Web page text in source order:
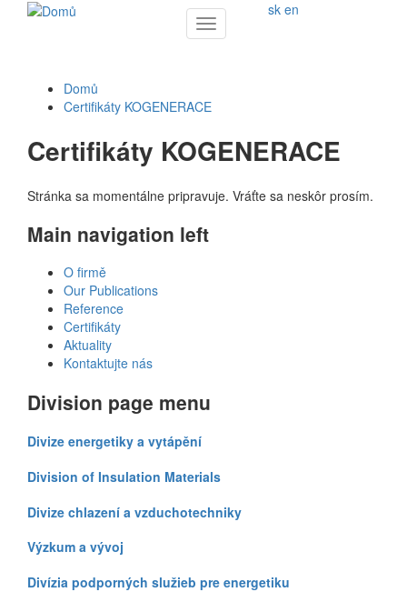
Toggle
navigation
sk en
Domů
Certifikáty KOGENERACE
Certifikáty KOGENERACE
Stránka sa momentálne pripravuje. Vráťte sa neskôr prosím.
Main navigation left
O firmě
Our Publications
Reference
Certifikáty
Aktuality
Kontaktujte nás
Division page menu
Divize energetiky a vytápění
Division of Insulation Materials
Divize chlazení a vzduchotechniky
Výzkum a vývoj
Divízia podporných služieb pre energetiku